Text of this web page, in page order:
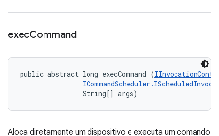
execCommand
public abstract long execCommand (
                String[] args)
Aloca diretamente um dispositivo e executa um comando